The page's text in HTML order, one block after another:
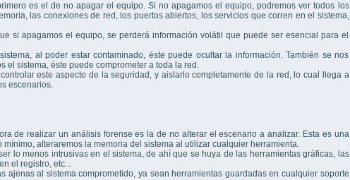
es el de no apagar el equipo. Si no apagamos el equipo, podremos ver todos los
las conexiones de red, los puertos abiertos, los servicios que corren en el sistema,
si apagamos el equipo, se perderá información volátil que puede ser esencial para el
al poder estar contaminado, éste puede ocultar la información. También se nos
el sistema, éste puede comprometer a toda la red.
este aspecto de la seguridad, y aislarlo completamente de la red, lo cual llega a
escenarios.
de realizar un análisis forense es la de no alterar el escenario a analizar. Esta es una
alteraremos la memoria del sistema al utilizar cualquier herramienta.
lo menos intrusivas en el sistema, de ahí que se huya de las herramientas gráficas, las
el registro, etc...
ajenas al sistema comprometido, ya sean herramientas guardadas en cualquier soporte